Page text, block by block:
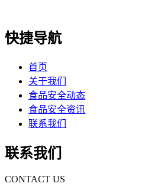
快捷导航
首页
关于我们
食品安全动态
食品安全资讯
联系我们
联系我们
CONTACT US